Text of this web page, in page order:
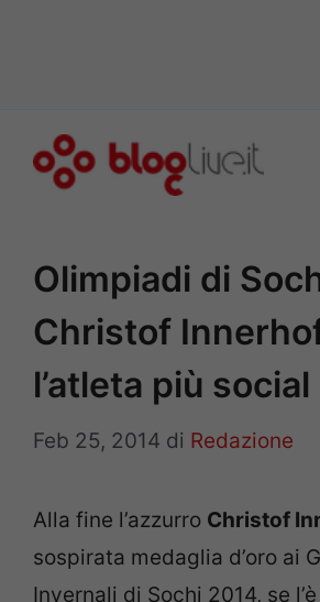
Olimpiadi di
Christof
l’atleta più social
Feb 25, 2014 di Redazione
Alla fine l’azzurro Christof
sospirata medaglia d’oro ai
Invernali di Sochi 2014, se